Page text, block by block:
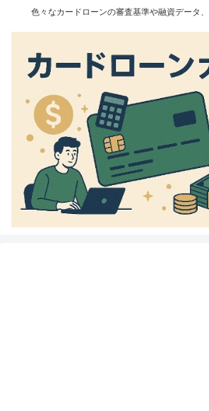
色々なカードローンの審査基準や融資データ